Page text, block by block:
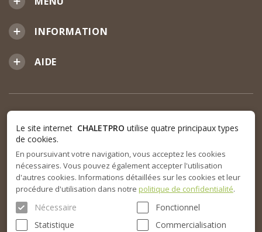
INFORMATION
AIDE
Le site internet CHALETPRO utilise quatre principaux types
de cookies.
En poursuivant votre navigation, vous acceptez les cookies
nécessaires. Vous pouvez également accepter l'utilisation
d'autres cookies. Informations détaillées sur les cookies et leur
procédure d'utilisation dans notre politique de confidentialité.
Nécessaire
Fonctionnel
Statistique
Commercialisation